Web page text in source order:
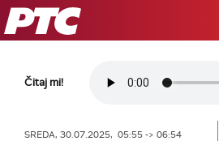
RTS
Čitaj mi!
SREDA, 30.07.2025, 05:55 -> 06:54